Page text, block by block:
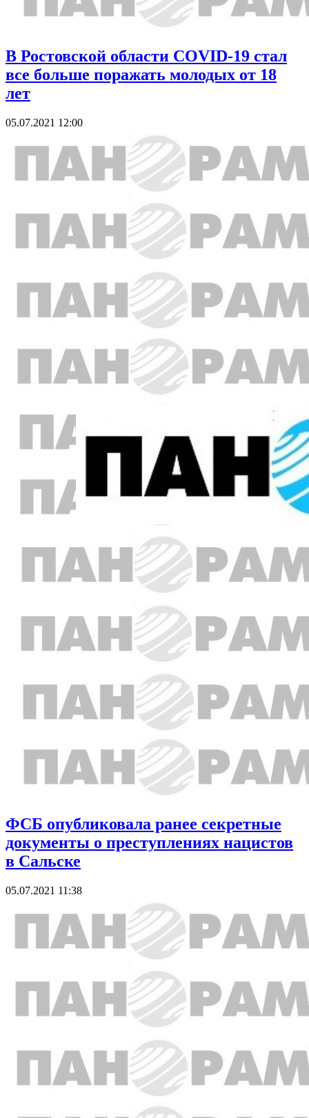
В Ростовской области COVID-19 стал
все больше поражать молодых от 18
лет
05.07.2021 12:00
ФСБ опубликовала ранее секретные
документы о преступлениях нацистов
в Сальске
05.07.2021 11:38